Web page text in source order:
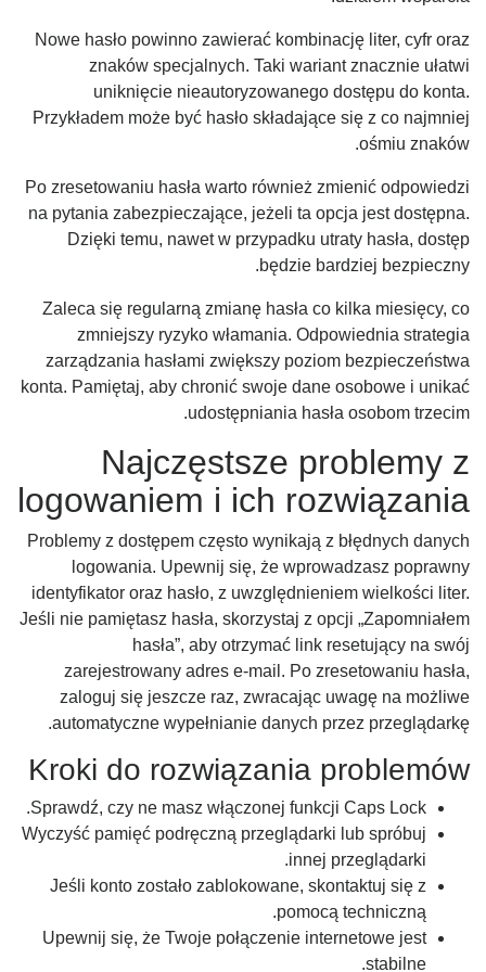
Nowe hasło powinno zawierać kombinację liter, cyfr oraz
znaków specjalnych. Taki wariant znacznie ułatwi
uniknięcie nieautoryzowanego dostępu do konta.
Przykładem może być hasło składające się z co najmniej
ośmiu znaków.
Po zresetowaniu hasła warto również zmienić odpowiedzi
na pytania zabezpieczające, jeżeli ta opcja jest dostępna.
Dzięki temu, nawet w przypadku utraty hasła, dostęp
będzie bardziej bezpieczny.
Zaleca się regularną zmianę hasła co kilka miesięcy, co
zmniejszy ryzyko włamania. Odpowiednia strategia
zarządzania hasłami zwiększy poziom bezpieczeństwa
konta. Pamiętaj, aby chronić swoje dane osobowe i unikać
udostępniania hasła osobom trzecim.
Najczęstsze problemy z
logowaniem i ich rozwiązania
Problemy z dostępem często wynikają z błędnych danych
logowania. Upewnij się, że wprowadzasz poprawny
identyfikator oraz hasło, z uwzględnieniem wielkości liter.
Jeśli nie pamiętasz hasła, skorzystaj z opcji „Zapomniałem
hasła”, aby otrzymać link resetujący na swój
zarejestrowany adres e-mail. Po zresetowaniu hasła,
zaloguj się jeszcze raz, zwracając uwagę na możliwe
automatyczne wypełnianie danych przez przeglądarkę.
Kroki do rozwiązania problemów
Sprawdź, czy ne masz włączonej funkcji Caps Lock.
Wyczyść pamięć podręczną przeglądarki lub spróbuj
innej przeglądarki.
Jeśli konto zostało zablokowane, skontaktuj się z
pomocą techniczną.
Upewnij się, że Twoje połączenie internetowe jest
stabilne.